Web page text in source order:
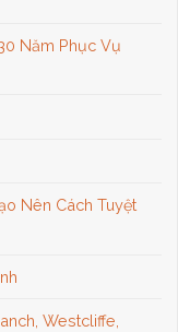
Năm Phục Vụ
Nên Cách Tuyệt
Westcliffe,